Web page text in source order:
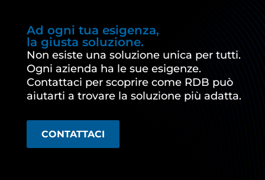
Ad ogni tua esigenza,
la giusta soluzione.
Non esiste una soluzione unica per tutti.
Ogni azienda ha le sue esigenze.
Contattaci per scoprire come RDB può
aiutarti a trovare la soluzione più adatta.
CONTATTACI